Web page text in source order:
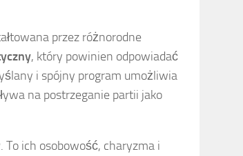
przez różnorodne
, który powinien odpowiadać
i spójny program umożliwia
na postrzeganie partii jako
. To ich osobowość, charyzma i